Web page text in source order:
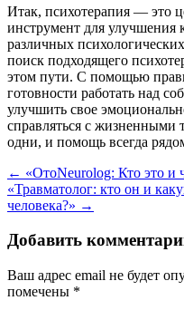
Итак, психотерапия — это
инструмент для улучшения
различных
поиск подходящего
этом пути. С помощью
готовности работать над
улучшить свое
справляться с
одни, и помощь всегда
Навигация
по
записям
← «ОтоNeurolog: Кто это и
«Травматолог: кто он и
человека?» →
Добавить
Ваш адрес email не будет
помечены *